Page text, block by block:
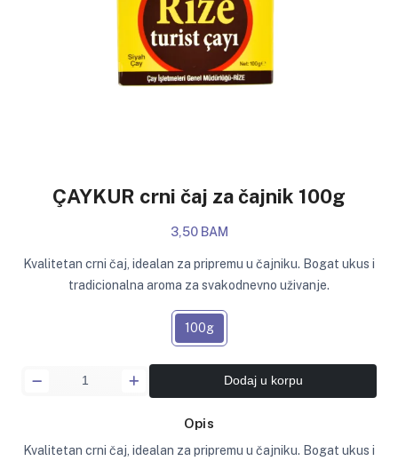
ÇAYKUR crni čaj za čajnik 100g
3,50 BAM
Kvalitetan crni čaj, idealan za pripremu u čajniku. Bogat ukus i
tradicionalna aroma za svakodnevno uživanje.
100g
Dodaj u korpu
Opis
Kvalitetan crni čaj, idealan za pripremu u čajniku. Bogat ukus i